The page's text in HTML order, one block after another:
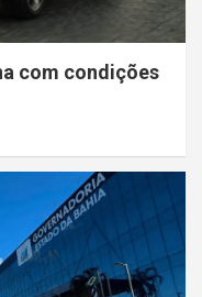
com condições